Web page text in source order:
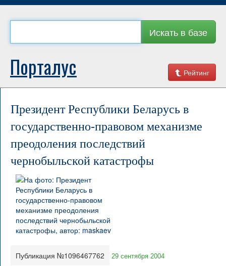
Искать в базе
Рейтинг
Порталус
Президент Республики Беларусь в
государственно-правовом механизме
преодоления последствий
чернобыльской катастрофы
Публикация №1096467762 29 сентября 2004